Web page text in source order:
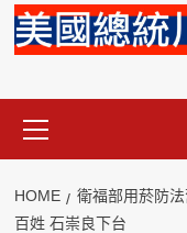
Menu
HOME
衛福部用菸防
百姓 石崇良下台